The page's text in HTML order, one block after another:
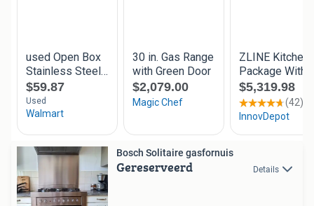
Bosch Solitaire gasfornuis
Gereserveerd Details